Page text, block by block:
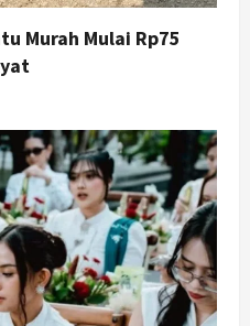
Murah Mulai Rp75